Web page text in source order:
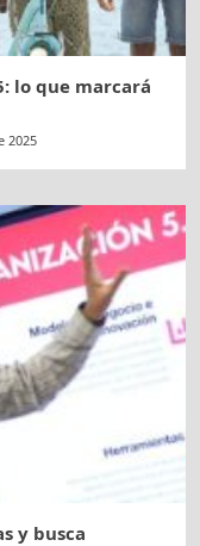
lo que marcará
2025
y busca